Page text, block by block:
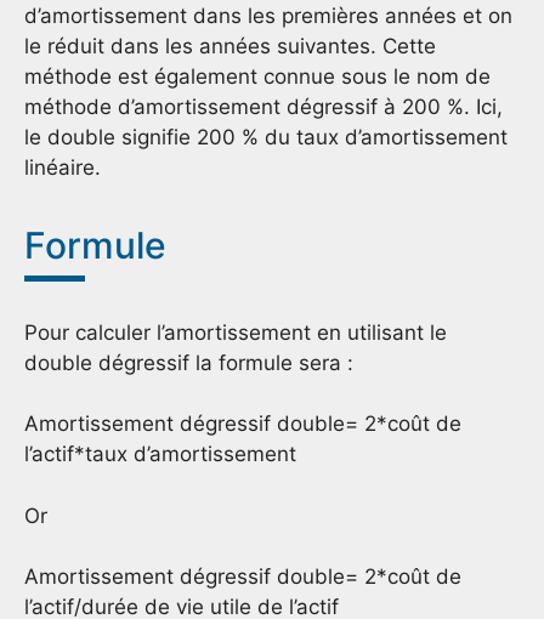
d’amortissement dans les premières années et on
le réduit dans les années suivantes. Cette
méthode est également connue sous le nom de
méthode d’amortissement dégressif à 200 %. Ici,
le double signifie 200 % du taux d’amortissement
linéaire.
Formule
Pour calculer l’amortissement en utilisant le
double dégressif la formule sera :
Amortissement dégressif double= 2*coût de
l’actif*taux d’amortissement
Or
Amortissement dégressif double= 2*coût de
l’actif/durée de vie utile de l’actif